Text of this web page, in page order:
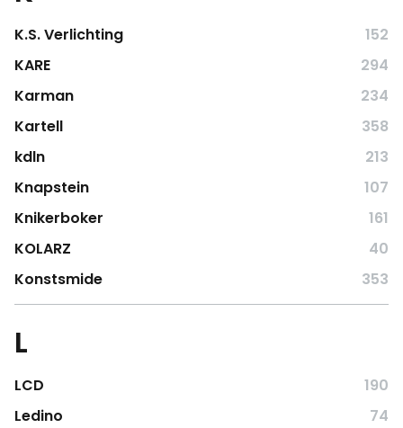
K.S. Verlichting
152
KARE
294
Karman
234
Kartell
358
kdln
213
Knapstein
107
Knikerboker
161
KOLARZ
40
Konstsmide
353
L
LCD
190
Ledino
74